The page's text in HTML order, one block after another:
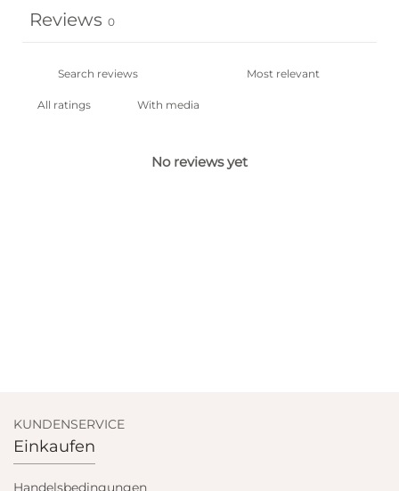
Reviews 0
With media
No reviews yet
KUNDENSERVICE
Einkaufen
Handelsbedingungen